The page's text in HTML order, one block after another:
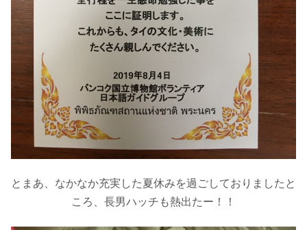
とまあ、なかなか充実した夏休みを過ごしておりましたと
ころ、長男ハッチも熱出たー！！